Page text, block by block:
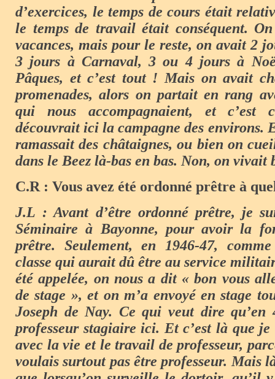
d’exercices, le temps de cours était
le temps de travail était conséquent.
vacances, mais pour le reste, on avait 2
3 jours à Carnaval, 3 ou 4 jours à
Pâques, et c’est tout ! Mais on avait
promenades, alors on partait en rang
qui nous accompagnaient, et c’est
découvrait ici la campagne des environs.
ramassait des châtaignes, ou bien on
dans le Beez là-bas en bas. Non, on vivait
C.R : Vous avez été ordonné prêtre à
J.L : Avant d’être ordonné prêtre, je
Séminaire à Bayonne, pour avoir la
prêtre. Seulement, en 1946-47,
classe qui aurait dû être au service
été appelée, on nous a dit « bon vous
de stage », et on m’a envoyé en stage
Joseph de Nay. Ce qui veut dire qu’en
professeur stagiaire ici. Et c’est là que
avec la vie et le travail de professeur,
voulais surtout pas être professeur. Mais